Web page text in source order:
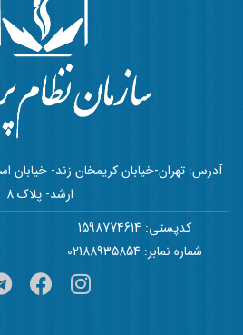
آدرس: تهران-خیابان کریمخان زند- خیابان
ارشد- پلاک 8
کدپستی: 1598774614
شماره نمابر: 02188935854